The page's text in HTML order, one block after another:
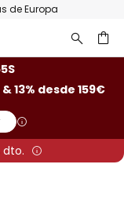
de Europa
& 13% desde 159€
dto.